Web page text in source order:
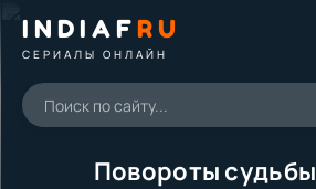
INDIAFRU
СЕРИАЛЫ ОНЛАЙН
Повороты